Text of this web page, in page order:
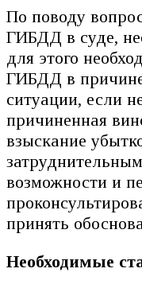
По поводу
ГИБДД в суде,
для этого
ГИБДД в
ситуации, если
причиненная
взыскание
возможности и
принять
Необходимые